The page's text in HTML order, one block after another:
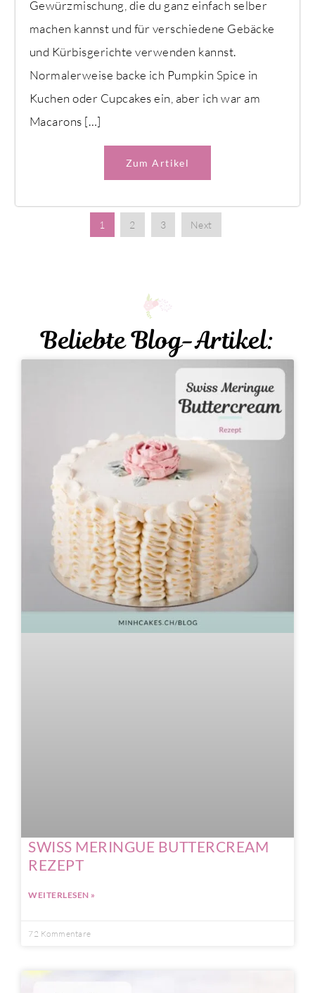
Gewürzmischung, die du ganz einfach selber
machen kannst und für verschiedene Gebäcke
und Kürbisgerichte verwenden kannst.
Normalerweise backe ich Pumpkin Spice in
Kuchen oder Cupcakes ein, aber ich war am
Macarons […]
Zum Artikel
1 2 3 Next
Beliebte Blog-Artikel:
SWISS MERINGUE BUTTERCREAM
REZEPT
WEITERLESEN »
72 Kommentare